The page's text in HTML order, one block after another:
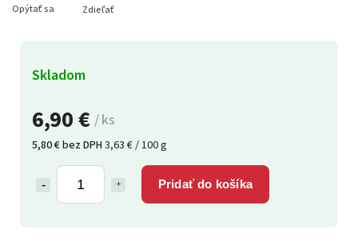
6,90 € / ks
5,80 € bez DPH3,63 € / 100 g
Pridať do košíka
Skladom
Opýtať sa Zdieľať